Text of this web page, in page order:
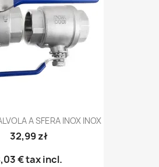
A SFERA INOX INOX
32,99 zł
€tax incl.